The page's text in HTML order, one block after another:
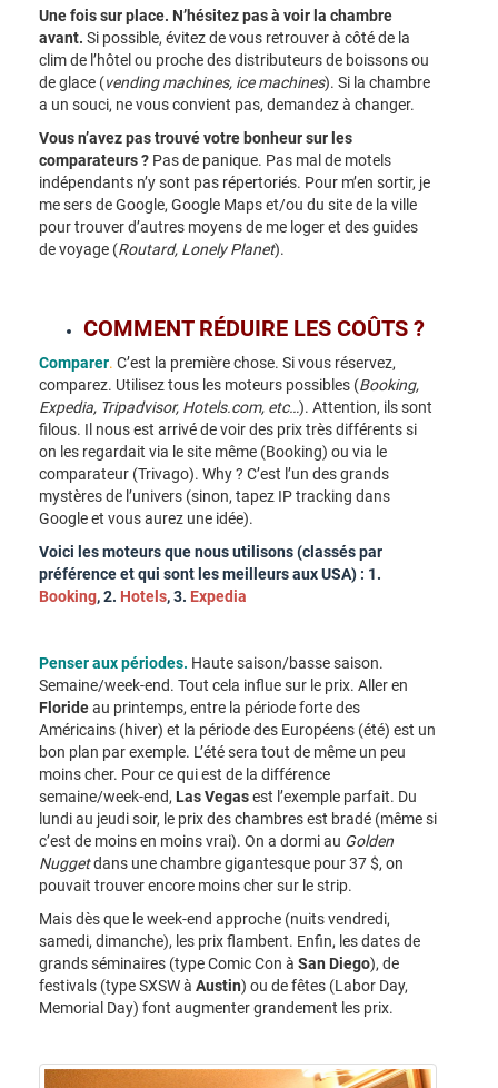
Une fois sur place. N’hésitez pas à voir la chambre
avant. Si possible, évitez de vous retrouver à côté de la
clim de l’hôtel ou proche des distributeurs de boissons ou
de glace (vending machines, ice machines). Si la chambre
a un souci, ne vous convient pas, demandez à changer.
Vous n’avez pas trouvé votre bonheur sur les
comparateurs ? Pas de panique. Pas mal de motels
indépendants n’y sont pas répertoriés. Pour m’en sortir, je
me sers de Google, Google Maps et/ou du site de la ville
pour trouver d’autres moyens de me loger et des guides
de voyage (Routard, Lonely Planet).
COMMENT RÉDUIRE LES COÛTS ?
Comparer. C’est la première chose. Si vous réservez,
comparez. Utilisez tous les moteurs possibles (Booking,
Expedia, Tripadvisor, Hotels.com, etc…). Attention, ils sont
filous. Il nous est arrivé de voir des prix très différents si
on les regardait via le site même (Booking) ou via le
comparateur (Trivago). Why ? C’est l’un des grands
mystères de l’univers (sinon, tapez IP tracking dans
Google et vous aurez une idée).
Voici les moteurs que nous utilisons (classés par
préférence et qui sont les meilleurs aux USA) : 1.
Booking, 2. Hotels, 3. Expedia
Penser aux périodes. Haute saison/basse saison.
Semaine/week-end. Tout cela influe sur le prix. Aller en
Florideau printemps, entre la période forte des
Américains (hiver) et la période des Européens (été) est un
bon plan par exemple. L’été sera tout de même un peu
moins cher. Pour ce qui est de la différence
semaine/week-end, Las Vegasest l’exemple parfait. Du
lundi au jeudi soir, le prix des chambres est bradé (même si
c’est de moins en moins vrai). On a dormi au Golden
Nuggetdans une chambre gigantesque pour 37 $, on
pouvait trouver encore moins cher sur le strip.
Mais dès que le week-end approche (nuits vendredi,
samedi, dimanche), les prix flambent. Enfin, les dates de
grands séminaires (type Comic Con à San Diego), de
festivals (type SXSW à Austin) ou de fêtes (Labor Day,
Memorial Day) font augmenter grandement les prix.